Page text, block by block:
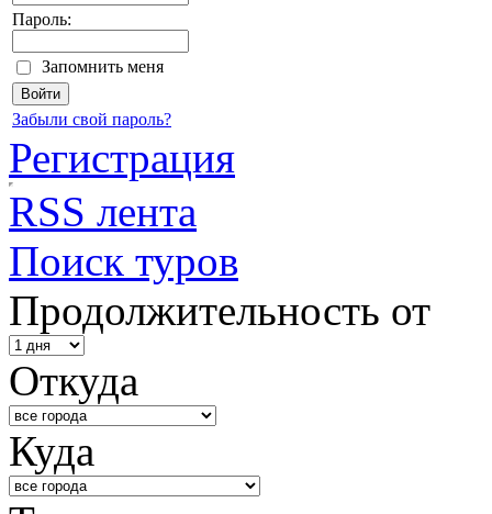
Пароль:
Запомнить меня
Забыли свой пароль?
Регистрация
RSS лента
Поиск туров
Продолжительность от
Откуда
Куда